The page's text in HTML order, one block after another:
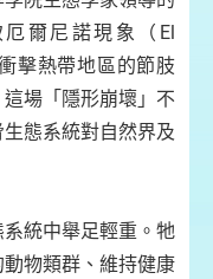
爾尼諾現象（El
擊熱帶地區的節肢
場「隱形崩壞」不
態系統對自然界及
統中舉足輕重。牠
物類群、維持健康